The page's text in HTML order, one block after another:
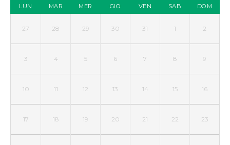
LUN MAR MER GIO VEN SAB DOM
27 28 29 30 31 1 2
3 4 5 6 7 8 9
10 11 12 13 14 15 16
17 18 19 20 21 22 23